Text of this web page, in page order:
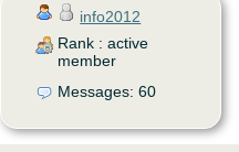
info2012
Rank : active
member
Messages: 60